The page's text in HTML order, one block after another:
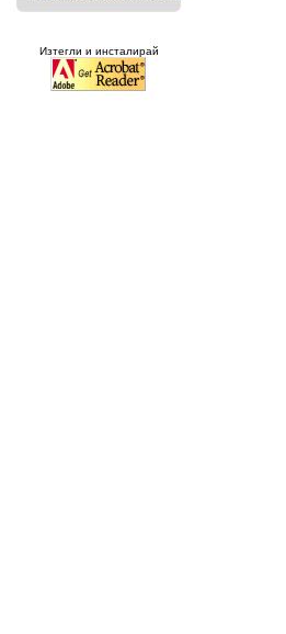
Изтегли и инсталирай